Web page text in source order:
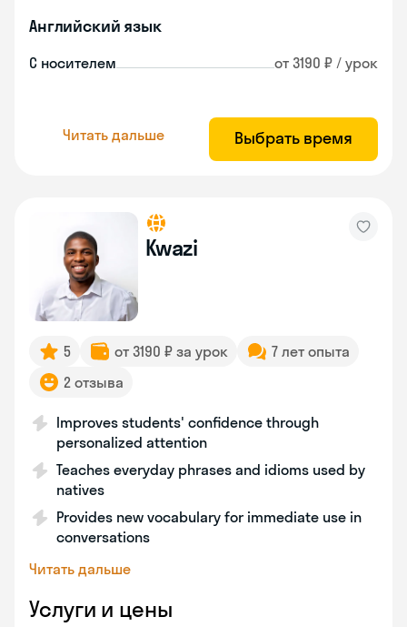
Английский язык
С носителем от 3190 ₽ / урок
Читать дальше Выбрать время
Kwazi
5 от 3190 ₽ за урок
7 лет опыта
2 отзыва
Improves students' confidence through
personalized attention
Teaches everyday phrases and idioms used by
natives
Provides new vocabulary for immediate use in
conversations
Читать дальше
Услуги и цены